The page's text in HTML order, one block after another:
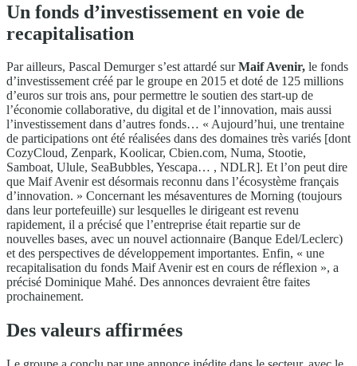
Un fonds d’investissement en voie de
recapitalisation
Par ailleurs, Pascal Demurger s’est attardé surMaif Avenir, le fonds
d’investissement créé par le groupe en 2015 et doté de 125 millions
d’euros sur trois ans, pour permettre le soutien des start-up de
l’économie collaborative, du digital et de l’innovation, mais aussi
l’investissement dans d’autres fonds… « Aujourd’hui, une trentaine
de participations ont été réalisées dans des domaines très variés [dont
CozyCloud, Zenpark, Koolicar, Cbien.com, Numa, Stootie,
Samboat, Ulule, SeaBubbles, Yescapa… , NDLR]. Et l’on peut dire
que Maif Avenir est désormais reconnu dans l’écosystème français
d’innovation. » Concernant les mésaventures de Morning (toujours
dans leur portefeuille) sur lesquelles le dirigeant est revenu
rapidement, il a précisé que l’entreprise était repartie sur de
nouvelles bases, avec un nouvel actionnaire (Banque Edel/Leclerc)
et des perspectives de développement importantes. Enfin, « une
recapitalisation du fonds Maif Avenir est en cours de réflexion », a
précisé Dominique Mahé. Des annonces devraient être faites
prochainement.
Des valeurs affirmées